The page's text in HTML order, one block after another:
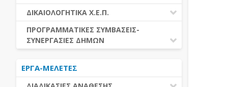
ΕΚΤΕΛΕΣΗ ΥΠΗΡΕΣΙΩΝ
ΕΚΤΕΛΕΣΗ ΠΡΟΜΗΘΕΙΩΝ
ΕΑΑΔΗΣΥ
ΕΑΔΗΣΥ
ΕΛ.ΣΥΝΕΔΡΙΟ
ΕΣΗΔΗΣ
ΔΙΚΑΙΟΛΟΓΗΤΙΚΑ Χ.Ε.Π.
ΔΙΚΑΙΟΛΟΓΗΤΙΚΑ Χ.Ε.Π.
ΠΡΟΓΡΑΜΜΑΤΙΚΕΣ ΣΥΜΒΑΣΕΙΣ-
ΣΥΝΕΡΓΑΣΙΕΣ ΔΗΜΩΝ
ΔΙΕΘΝΕΣ ΚΑΙ ΕΥΡΩΠΑΙΚΟ ΕΠΙΠΕΔΟ
ΠΡΟΓΡΑΜΜΑΤΙΚΕΣ ΣΥΜΒΑΣΕΙΣ
ΕΡΓΑ-ΜΕΛΕΤΕΣ